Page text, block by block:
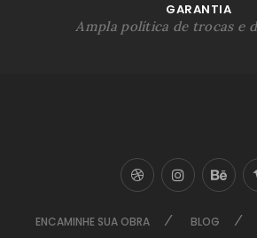
GARANTIA
Ampla política de trocas e
ENCAMINHE SUA OBRA BLOG